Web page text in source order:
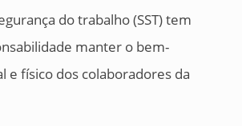
do trabalho (SST) tem
manter o bem-
e físico dos colaboradores da